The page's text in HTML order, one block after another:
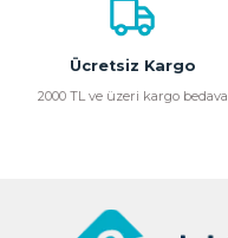
Ücretsiz Kargo
2000 TL ve üzeri kargo bedava